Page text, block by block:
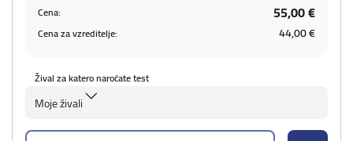
Cena: 55,00 €
Cena za vzreditelje: 44,00 €
Žival za katero naročate test
Moje živali